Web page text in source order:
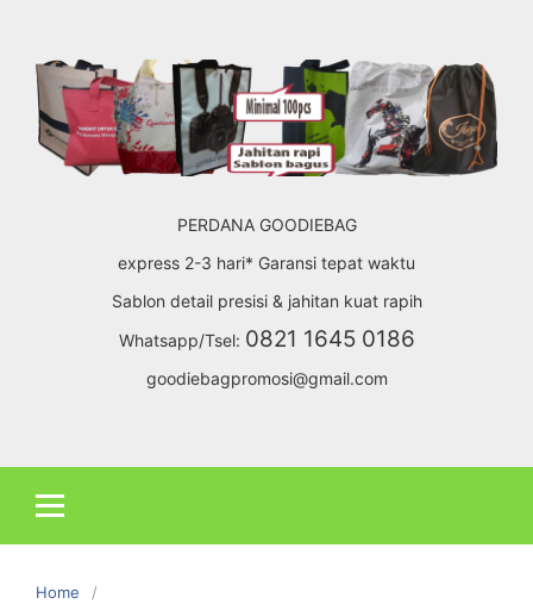
content
PERDANA GOODIEBAG
express 2-3 hari* Garansi tepat waktu
Sablon detail presisi & jahitan kuat rapih
Whatsapp/Tsel: 0821 1645 0186
goodiebagpromosi@gmail.com
Home